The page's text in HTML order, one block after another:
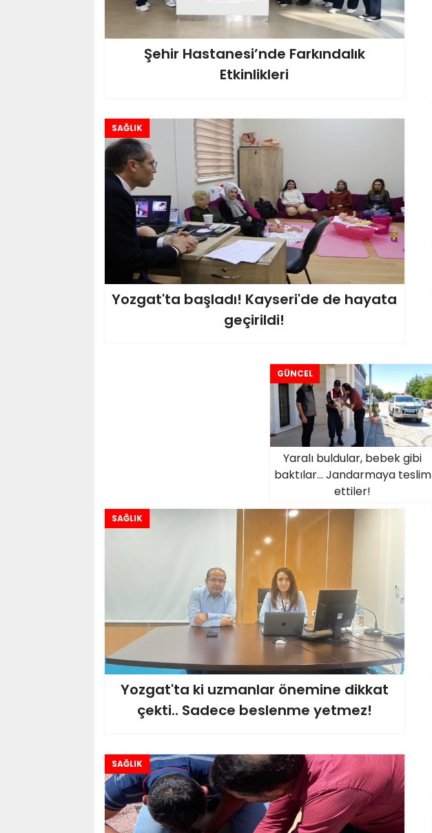
Şehir Hastanesi’nde Farkındalık
Etkinlikleri
SAĞLIK
Yozgat'ta başladı! Kayseri'de de hayata
geçirildi!
GÜNCEL
Yaralı buldular, bebek gibi
baktılar... Jandarmaya teslim
ettiler!
SAĞLIK
Yozgat'ta ki uzmanlar önemine dikkat
çekti.. Sadece beslenme yetmez!
SAĞLIK